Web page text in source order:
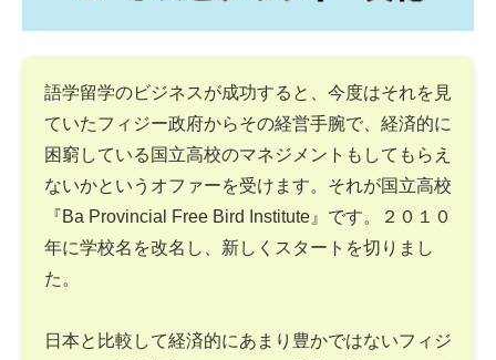
語学留学のビジネスが成功すると、今度はそれを見
ていたフィジー政府からその経営手腕で、経済的に
困窮している国立高校のマネジメントもしてもらえ
ないかというオファーを受けます。それが国立高校
『Ba Provincial Free Bird Institute』です。２０１０
年に学校名を改名し、新しくスタートを切りまし
た。
日本と比較して経済的にあまり豊かではないフィジ